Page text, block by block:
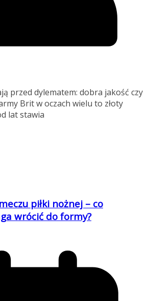
przed dylematem: dobra jakość czy
Brit w oczach wielu to złoty
lat stawia
piłki nożnej – co
wrócić do formy?